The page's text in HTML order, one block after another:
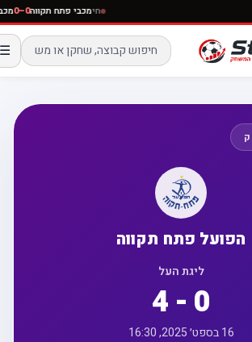
חי מכבי פתח תקווה0–0
☰
הפועל פתח תקווה
ליגת העל
4 - 0
16 בספט׳ 2025, 16:30